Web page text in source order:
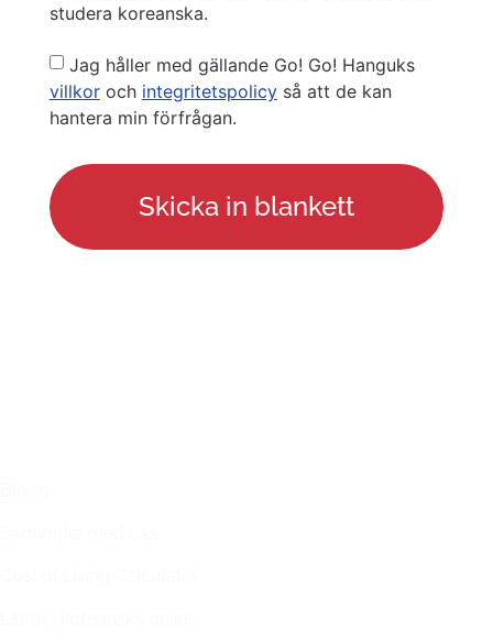
studera koreanska.
Privacy
Policy
Jag håller med gällande Go! Go! Hanguks
villkoroch integritetspolicyså att de kan
hantera min förfrågan.